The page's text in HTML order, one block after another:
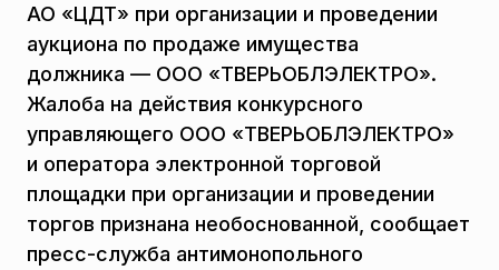
АО «ЦДТ» при организации и проведении
аукциона по продаже имущества
должника — ООО «ТВЕРЬОБЛЭЛЕКТРО».
Жалоба на действия конкурсного
управляющего ООО «ТВЕРЬОБЛЭЛЕКТРО»
и оператора электронной торговой
площадки при организации и проведении
торгов признана необоснованной, сообщает
пресс-служба антимонопольного